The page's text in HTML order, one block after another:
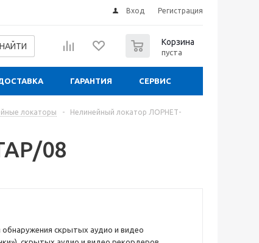
Вход Регистрация
НАЙТИ Корзина
пуста
ГАРАНТИЯ СЕРВИС
локаторы -
Нелинейный локатор ЛОРНЕТ-
08
обнаружения скрытых аудио и видео